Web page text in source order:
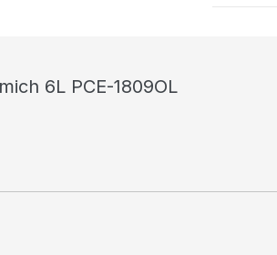
6L PCE-1809OL